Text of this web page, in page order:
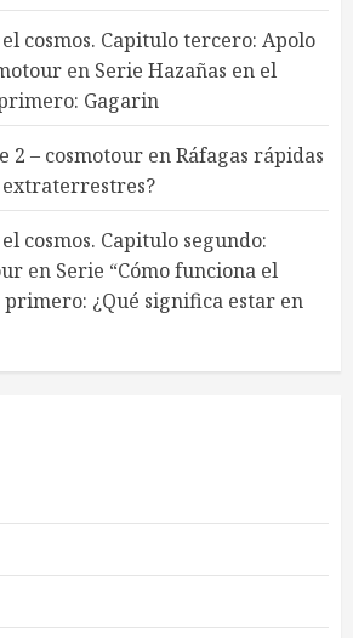
cosmos. Capitulo tercero: Apolo
en Serie Hazañas en el
Gagarin
2 – cosmotour enRáfagas rápidas
extraterrestres?
cosmos. Capitulo segundo:
en Serie “Cómo funciona el
primero: ¿Qué significa estar en